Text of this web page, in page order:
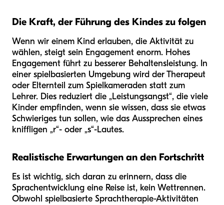
Die Kraft, der Führung des Kindes zu folgen
Wenn wir einem Kind erlauben, die Aktivität zu
wählen, steigt sein Engagement enorm. Hohes
Engagement führt zu besserer Behaltensleistung. In
einer spielbasierten Umgebung wird der Therapeut
oder Elternteil zum Spielkameraden statt zum
Lehrer. Dies reduziert die „Leistungsangst“, die viele
Kinder empfinden, wenn sie wissen, dass sie etwas
Schwieriges tun sollen, wie das Aussprechen eines
kniffligen „r“- oder „s“-Lautes.
Realistische Erwartungen an den Fortschritt
Es ist wichtig, sich daran zu erinnern, dass die
Sprachentwicklung eine Reise ist, kein Wettrennen.
Obwohl spielbasierte Sprachtherapie-Aktivitäten